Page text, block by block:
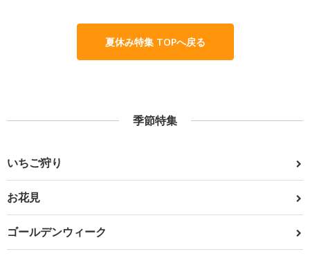
夏休み特集 TOPへ戻る
季節特集
いちご狩り
お花見
ゴールデンウィーク